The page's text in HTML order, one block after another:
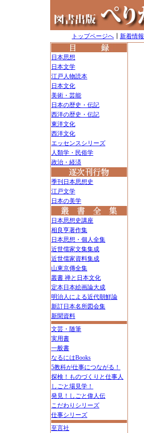
トップページへ 新着情報
日本思想
日本文学
江戸人物読本
日本文化
美術・芸能
日本の歴史・伝記
西洋の歴史・伝記
東洋文化
西洋文化
エッセンスシリーズ
人類学・民俗学
政治・経済
季刊日本思想史
江戸文学
日本の美学
日本思想史講座
相良亨著作集
日本思想・個人全集
近世儒家文集集成
近世儒家資料集成
山東京傳全集
叢書 禅と日本文化
定本日本絵画論大成
明治人による近代朝鮮論
新訂日本名所図会集
新聞資料
文芸・随筆
実用書
一般書
なるにはBooks
5教科が仕事につながる！
探検！ものづくりと仕事人
しごと場見学！
発見！しごと偉人伝
こだわりシリーズ
仕事シリーズ
至言社